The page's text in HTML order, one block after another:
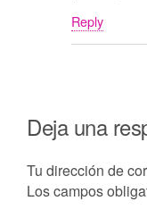
Reply
Deja una
Tu dirección de
Los campos